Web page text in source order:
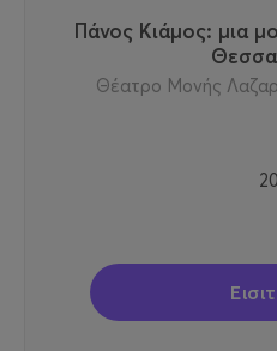
Πάνος Κιάμος: μια
Θέατρο Μονής